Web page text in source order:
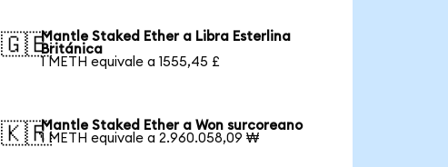
🇬🇧Mantle Staked Ether a Libra Esterlina
Británica
1 METH equivale a 1555,45 £
🇰🇷Mantle Staked Ether a Won surcoreano
1 METH equivale a 2.960.058,09 ₩